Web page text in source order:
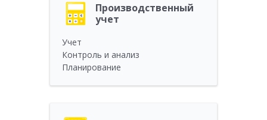
Производственный
учет
Учет
Контроль и анализ
Планирование